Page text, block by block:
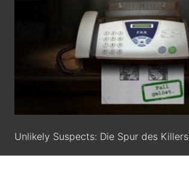
Unlikely Suspects: Die Spur des Killers